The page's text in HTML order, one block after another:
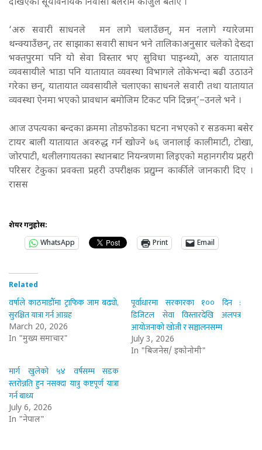
‘अरु सवारी साधनले मन लागे चलाउँछन्, मन नलागे ग्यारेजमा
थन्क्याउँछन्, तर साझाका सवारी साधन भने तालिकाअनुसार चलेको देख्दा
भक्तपुरमा पनि यो सेवा विस्तार भए सुविधा पाइन्थ्यो, अरु यातायात
व्यवसायीले भाडा पनि यातायात व्यवस्था विभागले तोकेभन्दा बढी उठाउने
गरेका छन्, यातायात व्यवसायीले चलाएका साधनले सवारी तथा यातायात
व्यवस्था ऐनमा भएको प्रावधान बमोजिम टिकट पनि दिन्नन्’–उनले भने ।
आज उपत्यका बन्दका क्रममा तोडफोडका घटना नभएको र सडकमा बसेर
टायर बाली यातायात अवरुद्ध गर्न खोज्ने ७६ जनालाई कालीमाटी, टोखा,
जोरपाटी, थलीलगायतका स्थानबाट नियन्त्रणमा लिइएको महानगरीय प्रहरी
परिसर टेकुका प्रवक्ता प्रहरी उपरीक्षक प्रद्युम्न कार्कीले जानकारी दिए ।
रासस
शेयर गर्नुहोस:
WhatsApp
Print Email
Related
वर्षाले काठमाडौँमा ट्राफिक जाम बढ्यो,
सुरक्षित यात्रा गर्न आग्रह
March 20, 2026
In "मुख्य समाचार"
पूर्वाधारमा सरकारका १०० दिन :
डिजिटल सेवा विस्तारदेखि अलपत्र
आयोजनाको खोजी र सञ्चालनसम्म
July 3, 2026
In "बिजनेस/ इकोनोमी"
मार्ग खुलेको ५४ वर्षसम्म सडक
स्तरोन्नति हुन नसक्दा यात्रु कष्टपूर्ण यात्रा
गर्न बाध्य
July 6, 2026
In "नेपाल"